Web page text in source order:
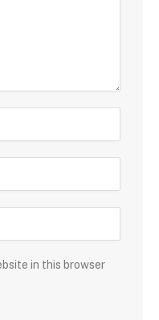
in this browser